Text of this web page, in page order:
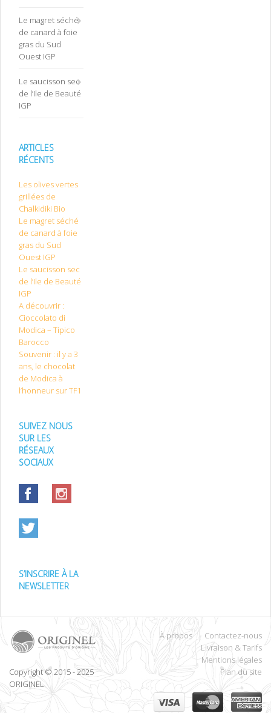
Le magret séché
de canard à foie
gras du Sud
Ouest IGP
Le saucisson sec
de l’Ile de Beauté
IGP
ARTICLES
RÉCENTS
Les olives vertes
grillées de
Chalkidiki Bio
Le magret séché
de canard à foie
gras du Sud
Ouest IGP
Le saucisson sec
de l’Ile de Beauté
IGP
A découvrir :
Cioccolato di
Modica – Tipico
Barocco
Souvenir : il y a 3
ans, le chocolat
de Modica à
l’honneur sur TF1
SUIVEZ NOUS
SUR LES
RÉSEAUX
SOCIAUX
S’INSCRIRE À LA
NEWSLETTER
Copyright © 2015 - 2025
ORIGINEL
À propos
Contactez-nous
Livraison & Tarifs
Mentions légales
Plan du site